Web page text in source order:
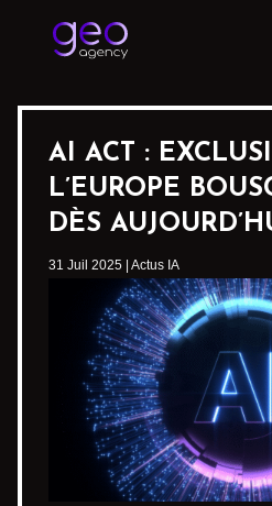
AI ACT :
L’EUROPE
DÈS
31 Juil 2025 Actus IA